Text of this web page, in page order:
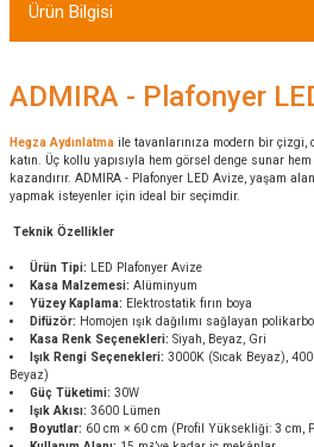
Ürün Bilgisi
ADMIRA - Plafonyer
Hegza Aydınlatma ile tavanlarınıza modern bir çizgi,
katın. Üç kollu yapısıyla hem görsel denge sunar
kazandırır. ADMIRA - Plafonyer LED Avize, yaşam
yapmak isteyenler için ideal bir seçimdir.
Teknik Özellikler
Ürün Tipi:
LED Plafonyer Avize
Kasa Malzemesi: Alüminyum
Yüzey Kaplama: Elektrostatik fırın boya
Difüzör: Homojen ışık dağılımı sağlayan
Kasa Renk Seçenekleri: Siyah, Beyaz, Gri
Işık Rengi Seçenekleri: 3000K (Sıcak Beyaz),
Beyaz)
Güç Tüketimi: 30W
Işık Akısı: 3600 Lümen
Boyutlar: 60 cm × 60 cm (Profil Yüksekliği: 3 cm,